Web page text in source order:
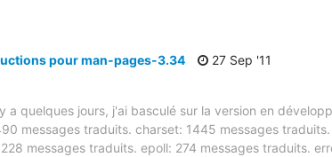
pour man-pages-3.34
27 Sep '11
a quelques jours, j'ai basculé sur la version en
messages traduits. charset: 1445 messages
messages traduits. epoll: 274 messages traduits.